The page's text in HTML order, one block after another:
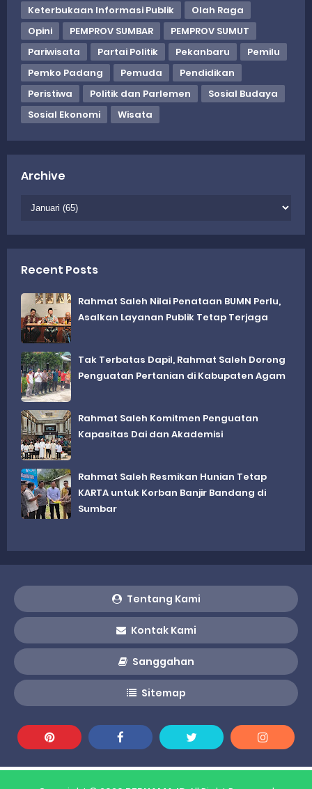
Keterbukaan Informasi Publik
Olah Raga
Opini
PEMPROV SUMBAR
PEMPROV SUMUT
Pariwisata
Partai Politik Pekanbaru
Pemilu
Pemko Padang
Pemuda
Pendidikan
Peristiwa
Politik dan Parlemen
Sosial Budaya
Sosial Ekonomi
Wisata
Archive
Recent Posts
Rahmat Saleh Nilai Penataan BUMN Perlu,
Asalkan Layanan Publik Tetap Terjaga
Tak Terbatas Dapil, Rahmat Saleh Dorong
Penguatan Pertanian di Kabupaten Agam
Rahmat Saleh Komitmen Penguatan
Kapasitas Dai dan Akademisi
Rahmat Saleh Resmikan Hunian Tetap
KARTA untuk Korban Banjir Bandang di
Sumbar
Tentang Kami
Kontak Kami
Sanggahan
Sitemap